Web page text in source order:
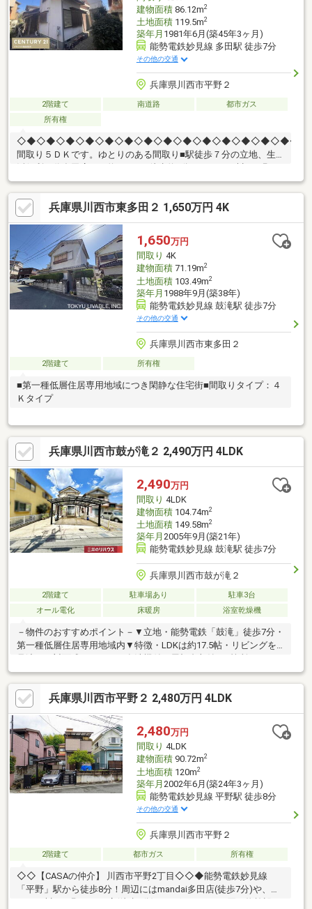
建物面積86.12m2
土地面積119.5m2
築年月 1981年6月(築45年3ヶ月)
能勢電鉄妙見線 多田駅 徒歩7分
その他の交通
兵庫県川西市平野２
2階建て 南道路
都市ガス
所有権
◇◆◇◆◇◆◇◆◇◆◇◆◇◆◇◆◇◆◇◆◇◆◇◆◇◆◇◆◇■
間取り５ＤＫです。ゆとりのある間取り■駅徒歩７分の立地、生
丁目店まで約600ｍ（徒歩約8分）アイン川西多田店まで約700ｍ
（徒歩約9分）
兵庫県川西市東多田２ 1,650万円 4K
1,650万円
間取り 4K
建物面積71.19m2
土地面積103.49m2
築年月 1988年9月(築38年)
能勢電鉄妙見線 鼓滝駅 徒歩7分
その他の交通
兵庫県川西市東多田２
2階建て 所有権
■第一種低層住居専用地域につき閑静な住宅街■間取りタイプ：４
Ｋタイプ
兵庫県川西市鼓が滝２ 2,490万円 4LDK
2,490万円
間取り 4LDK
建物面積104.74m2
土地面積149.58m2
築年月 2005年9月(築21年)
能勢電鉄妙見線 鼓滝駅 徒歩7分
兵庫県川西市鼓が滝２
2階建て 駐車場あり
駐車3台
オール電化
床暖房 浴室乾燥機
－物件のおすすめポイント－▼立地・能勢電鉄「鼓滝」徒歩7分・
第一種低層住居専用地域内▼特徴・LDKは約17.5帖・リビングを
有・浴室は1坪以上のサイズ・雨の日の洗濯に重宝する浴室乾燥
機・足元から暖まる床暖房・南西向きバルコニー仕様▼周辺環
境・イオンタウン川西 徒歩9分(約720m)※宅地造成及び特定盛土等
規制法:許可の対象となる工事を行う場合、着手前に必ず川西市長
の許可が必要■ ご希望の住まい探しをお手伝いします
━━━━━・・・物件の詳細・ご相談はお気軽にお問い合わせく
ださい。
兵庫県川西市平野２ 2,480万円 4LDK
2,480万円
間取り 4LDK
建物面積90.72m2
土地面積120m2
築年月 2002年6月(築24年3ヶ月)
能勢電鉄妙見線 平野駅 徒歩8分
その他の交通
兵庫県川西市平野２
2階建て 都市ガス 所有権
◇◇【CASAの仲介】 川西市平野2丁目◇◇◆能勢電鉄妙見線
「平野」駅から徒歩8分！周辺にはmandai多田店(徒歩7分)や、ロ